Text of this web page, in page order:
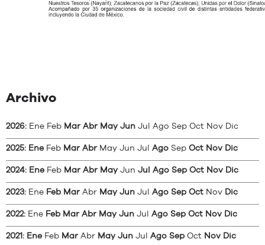
Archivo
2026: Ene Feb Mar Abr May Jun Jul Ago Sep Oct Nov Dic
2025: Ene Feb Mar Abr May Jun Jul Ago Sep Oct Nov Dic
2024: Ene Feb Mar Abr May Jun Jul Ago Sep Oct Nov Dic
2023: Ene Feb Mar Abr May Jun Jul Ago Sep Oct Nov Dic
2022: Ene Feb Mar Abr May Jun Jul Ago Sep Oct Nov Dic
2021: Ene Feb Mar Abr May Jun Jul Ago Sep Oct Nov Dic